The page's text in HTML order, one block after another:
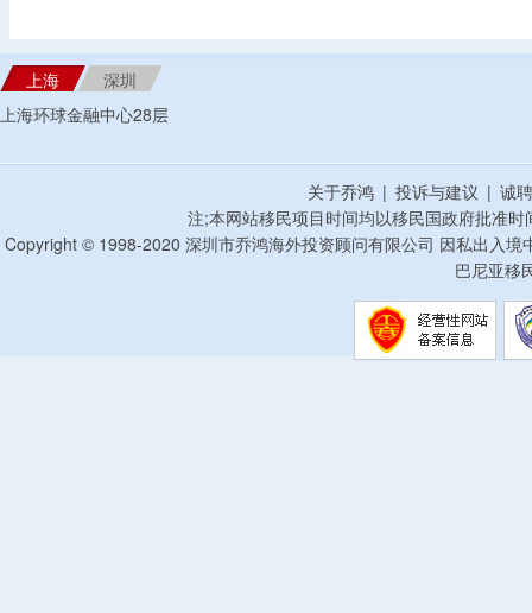
上海
深圳
上海环球金融中心28层
关于乔鸿 | 投诉与建议 | 诚
注;本网站移民项目时间均以移民国政府批准
Copyright © 1998-2020 深圳市乔鸿海外投资顾问有限公司 因私出入
巴尼亚移